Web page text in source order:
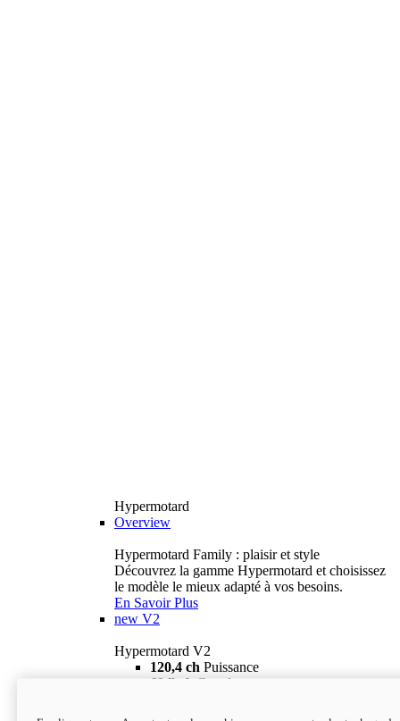
Hypermotard
Overview
Hypermotard Family : plaisir et style
Découvrez la gamme Hypermotard et choisissez
le modèle le mieux adapté à vos besoins.
En Savoir Plus
new V2
Hypermotard V2
120,4 ch Puissance
69 lb-ft
Couple
18 895 $